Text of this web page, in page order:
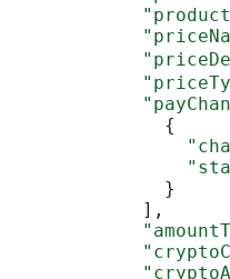
              {
              }
            ],